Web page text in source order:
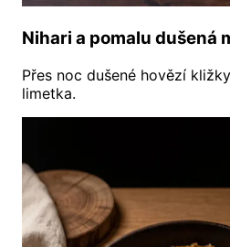
Nihari a pomalu dušená
Přes noc dušené hovězí
limetka.